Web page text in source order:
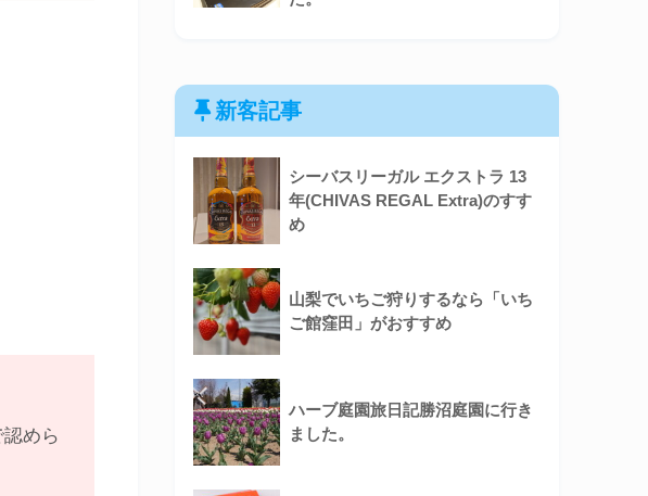
めら
新客記事
シーバスリーガル エクストラ 13
年(CHIVAS REGAL Extra)のすす
め
山梨でいちご狩りするなら「いち
ご館窪田」がおすすめ
ハーブ庭園旅日記勝沼庭園に行き
ました。